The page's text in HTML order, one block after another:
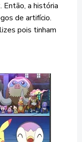
Então, a história
de artifício.
pois tinham